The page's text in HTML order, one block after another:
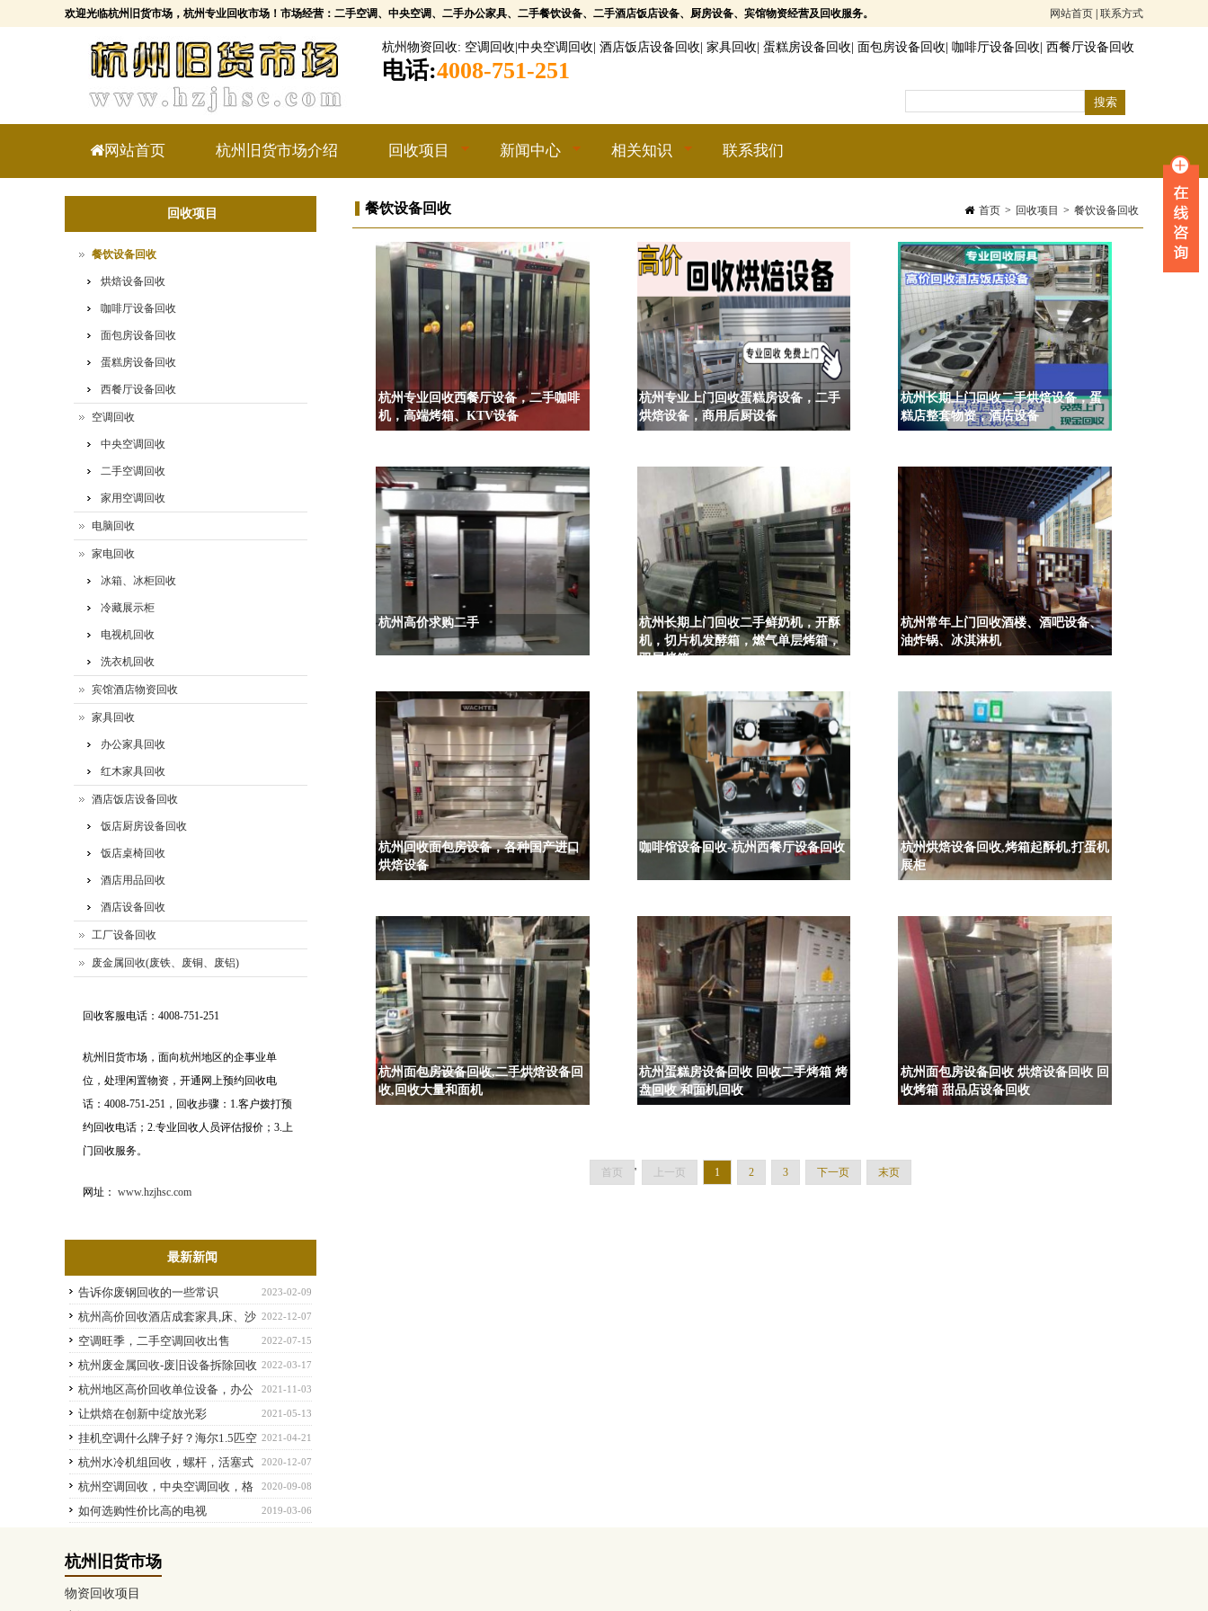
欢迎光临杭州旧货市场，杭州专业回收市场！市场经营：二手空调、中央空调、二手办公家具、二手餐饮设备、二手酒店饭店设备、厨房设备、宾馆物资经营及回收服务。 网站首页 联系方式
杭州物资回收: 空调回收 中央空调回收 酒店饭店设备回收 家具回收 蛋糕房设备回收 面包房设备回收 咖啡厅设备回收 西餐厅设备回收
电话:4008-751-251
网站首页 杭州旧货市场介绍 回收项目 新闻中心 相关知识 联系我们
首页 > 回收项目 > 餐饮设备回收
餐饮设备回收
杭州专业回收西餐厅设备，二手咖啡
机，高端烤箱、KTV设备
杭州专业上门回收蛋糕房设备，二手
烘焙设备，商用后厨设备
杭州长期上门回收二手烘焙设备，蛋
糕店整套物资，酒店设备
杭州高价求购二手
杭州长期上门回收二手鲜奶机，开酥
机，切片机发酵箱，燃气单层烤箱，
双层烤箱
杭州常年上门回收酒楼、酒吧设备、
油炸锅、冰淇淋机
杭州回收面包房设备，各种国产进口
烘焙设备
咖啡馆设备回收-杭州西餐厅设备回收
杭州烘焙设备回收,烤箱起酥机,打蛋机
展柜
杭州面包房设备回收,二手烘焙设备回
收,回收大量和面机
杭州蛋糕房设备回收 回收二手烤箱 烤
盘回收 和面机回收
杭州面包房设备回收 烘焙设备回收 回
收烤箱 甜品店设备回收
首页 ' 上一页 1 2 3 下一页 末页
回收项目
餐饮设备回收
烘焙设备回收
咖啡厅设备回收
面包房设备回收
蛋糕房设备回收
西餐厅设备回收
空调回收
中央空调回收
二手空调回收
家用空调回收
电脑回收
家电回收
冰箱、冰柜回收
冷藏展示柜
电视机回收
洗衣机回收
宾馆酒店物资回收
家具回收
办公家具回收
红木家具回收
酒店饭店设备回收
饭店厨房设备回收
饭店桌椅回收
酒店用品回收
酒店设备回收
工厂设备回收
废金属回收(废铁、废铜、废铝)
回收客服电话：4008-751-251
杭州旧货市场，面向杭州地区的企事业单
位，处理闲置物资，开通网上预约回收电
话：4008-751-251，回收步骤：1.客户拨打预
约回收电话；2.专业回收人员评估报价；3.上
门回收服务。
网址： www.hzjhsc.com
最新新闻
2023-02-09
告诉你废钢回收的一些常识
2022-12-07
杭州高价回收酒店成套家具,床、沙
发,桌椅,杭州旧货市场
2022-07-15
空调旺季，二手空调回收出售
2022-03-17
杭州废金属回收-废旧设备拆除回收
2021-11-03
杭州地区高价回收单位设备，办公
设备，电器，空调等
2021-05-13
让烘焙在创新中绽放光彩
2021-04-21
挂机空调什么牌子好？海尔1.5匹空
调价格是多少钱？
2020-12-07
杭州水冷机组回收，螺杆，活塞式
冷水和热泵机组回收，包中央空调主机(水冷
离)
2020-09-08
杭州空调回收，中央空调回收，格
力空调回收
2019-03-06
如何选购性价比高的电视
杭州旧货市场
物资回收项目